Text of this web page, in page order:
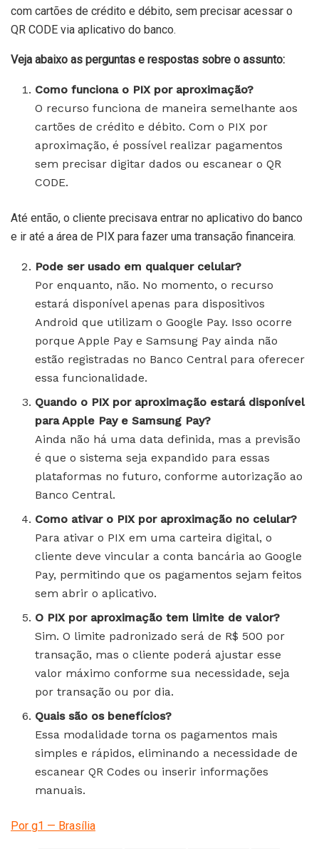
com cartões de crédito e débito, sem precisar acessar o
QR CODE via aplicativo do banco.
Veja abaixo as perguntas e respostas sobre o assunto:
Como funciona o PIX por aproximação?
O recurso funciona de maneira semelhante aos
cartões de crédito e débito. Com o PIX por
aproximação, é possível realizar pagamentos
sem precisar digitar dados ou escanear o QR
CODE.
Até então, o cliente precisava entrar no aplicativo do banco
e ir até a área de PIX para fazer uma transação financeira.
Pode ser usado em qualquer celular?
Por enquanto, não. No momento, o recurso
estará disponível apenas para dispositivos
Android que utilizam o Google Pay. Isso ocorre
porque Apple Pay e Samsung Pay ainda não
estão registradas no Banco Central para oferecer
essa funcionalidade.
Quando o PIX por aproximação estará disponível
para Apple Pay e Samsung Pay?
Ainda não há uma data definida, mas a previsão
é que o sistema seja expandido para essas
plataformas no futuro, conforme autorização ao
Banco Central.
Como ativar o PIX por aproximação no celular?
Para ativar o PIX em uma carteira digital, o
cliente deve vincular a conta bancária ao Google
Pay, permitindo que os pagamentos sejam feitos
sem abrir o aplicativo.
O PIX por aproximação tem limite de valor?
Sim. O limite padronizado será de R$ 500 por
transação, mas o cliente poderá ajustar esse
valor máximo conforme sua necessidade, seja
por transação ou por dia.
Quais são os benefícios?
Essa modalidade torna os pagamentos mais
simples e rápidos, eliminando a necessidade de
escanear QR Codes ou inserir informações
manuais.
Por g1 — Brasília